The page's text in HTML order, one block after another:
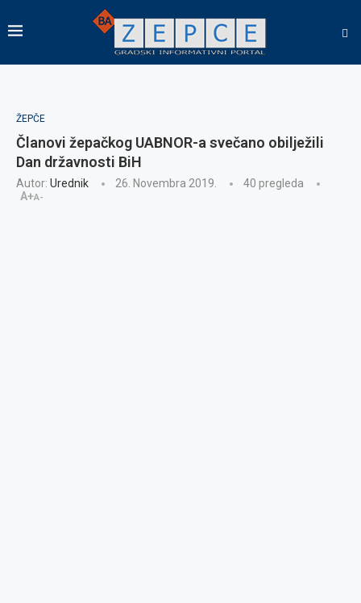
ŽEPČE
Članovi žepačkog UABNOR-a svečano obilježili
Dan državnosti BiH
Autor: Urednik 26. Novembra 2019. 40 pregleda
A+A-